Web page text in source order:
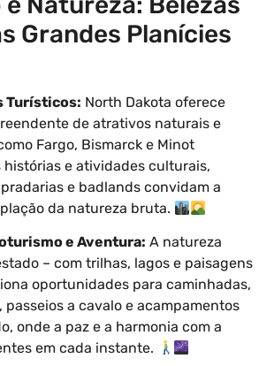
Grandes Planícies
Turísticos: North Dakota oferece
de atrativos naturais e
Fargo, Bismarck e Minot
e atividades culturais,
e badlands convidam a
da natureza bruta.
e Aventura: A natureza
– com trilhas, lagos e paisagens
oportunidades para caminhadas,
passeios a cavalo e acampamentos
onde a paz e a harmonia com a
em cada instante.